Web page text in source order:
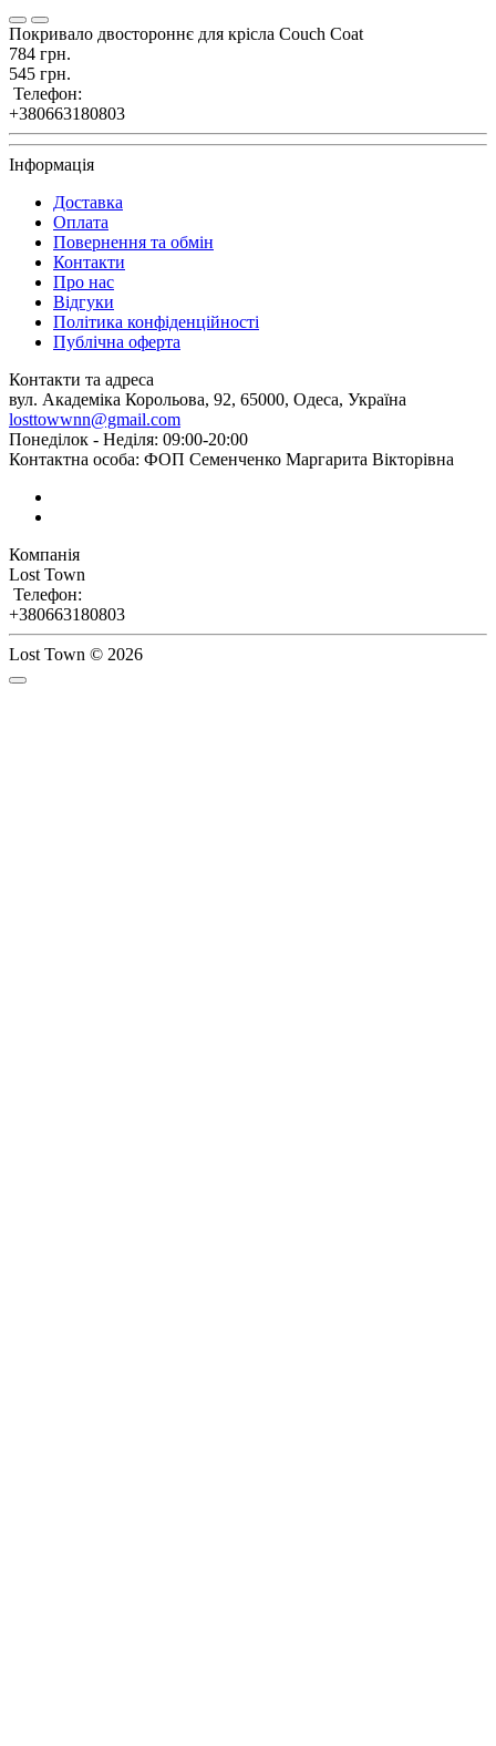
Покривало двостороннє для крісла Couch Coat
784 грн.
545 грн.
Телефон:
+380663180803
Інформація
Доставка
Оплата
Повернення та обмін
Контакти
Про нас
Відгуки
Політика конфіденційності
Публічна оферта
Контакти та адреса
вул. Академіка Корольова, 92, 65000, Одеса, Україна
losttowwnn@gmail.com
Понеділок - Неділя: 09:00-20:00
Контактна особа: ФОП Семенченко Маргарита Вікторівна
Компанія
Lost Town
Телефон:
+380663180803
Lost Town © 2026